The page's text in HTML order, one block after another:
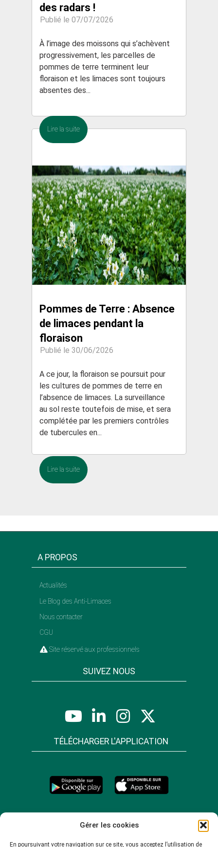
Gérer les cookies
En poursuivant votre navigation sur ce site, vous acceptez l’utilisation de
des radars !
Publié le 07/07/2026
À l’image des moissons qui s’achèvent
progressivement, les parcelles de
pommes de terre terminent leur
floraison et les limaces sont toujours
absentes des...
Lire la suite
Pommes de Terre : Absence
de limaces pendant la
floraison
Publié le 30/06/2026
A ce jour, la floraison se poursuit pour
les cultures de pommes de terre en
l’absence de limaces. La surveillance
au sol reste toutefois de mise, et sera
complétée par les premiers contrôles
de tubercules en...
Lire la suite
A PROPOS
Actualités
Le Blog des Anti-Limaces
Nous contacter
CGU
Site réservé aux professionnels
SUIVEZ NOUS
TÉLÉCHARGER L'APPLICATION